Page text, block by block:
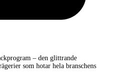
– den glittrande
som hotar hela branschens